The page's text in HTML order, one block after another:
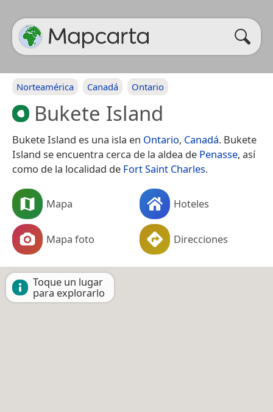
Norteamérica Canadá Ontario
Bukete Island
Bukete Island es una isla en Ontario, Canadá. Bukete
Island se encuentra cerca de la aldea de Penasse, así
como de la localidad de Fort Saint Charles.
Mapa Hoteles
Mapa foto Direcciones
Toque un lugar
para explorarlo